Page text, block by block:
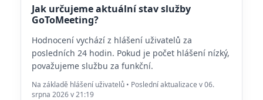
Jak určujeme aktuální stav služby
GoToMeeting?
Hodnocení vychází z hlášení uživatelů za
posledních 24 hodin. Pokud je počet hlášení nízký,
považujeme službu za funkční.
Na základě hlášení uživatelů • Poslední aktualizace v 06.
srpna 2026 v 21:19